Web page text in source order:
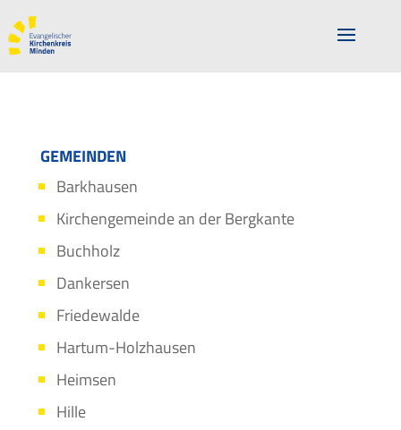
GEMEINDEN
Barkhausen
Kirchengemeinde an der Bergkante
Buchholz
Dankersen
Friedewalde
Hartum-Holzhausen
Heimsen
Hille